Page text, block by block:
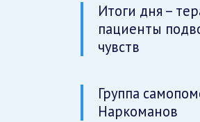
Итоги дня –
пациенты
чувств
Группа
Наркоманов